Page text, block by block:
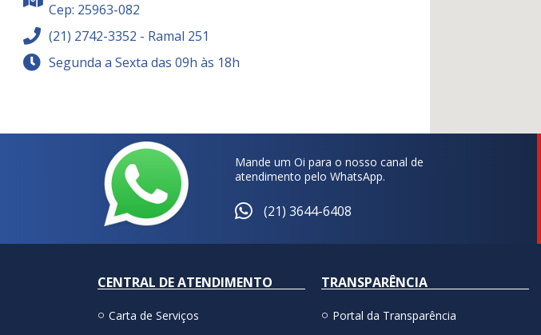
Cep: 25963-082
(21) 2742-3352 - Ramal 251
Segunda a Sexta das 09h às 18h
Mande um Oi para o nosso canal de
atendimento pelo WhatsApp.
(21) 3644-6408
CENTRAL DE ATENDIMENTO
Carta de Serviços
TRANSPARÊNCIA
Portal da Transparência